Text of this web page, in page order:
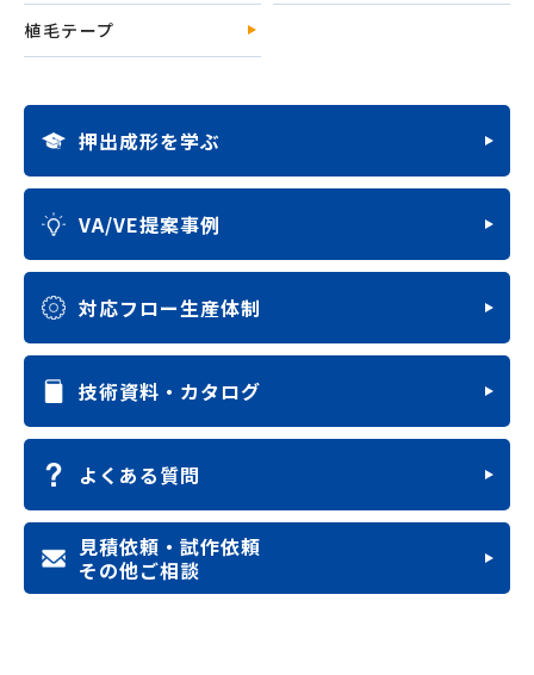
植毛テープ
押出成形を学ぶ
VA/VE提案事例
対応フロー生産体制
技術資料・カタログ
よくある質問
見積依頼・試作依頼
その他ご相談